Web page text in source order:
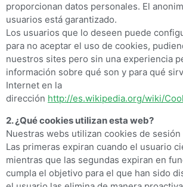
proporcionan datos personales. El
usuarios está garantizado.
Los usuarios que lo deseen puede
para no aceptar el uso de cookies,
nuestros sites pero sin una experiencia
información sobre qué son y para qué
Internet en la
dirección http://es.wikipedia.org/wiki/
2. ¿Qué cookies utilizan esta web?
Nuestras webs utilizan cookies de
Las primeras expiran cuando el usuario
mientras que las segundas expiran en
cumpla el objetivo para el que han sido